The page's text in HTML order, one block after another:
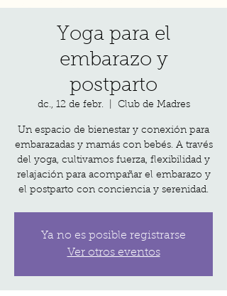
Yoga para el
embarazo y
postparto
dc., 12 de febr. Club de Madres
Un espacio de bienestar y conexión para
embarazadas y mamás con bebés. A través
del yoga, cultivamos fuerza, flexibilidad y
relajación para acompañar el embarazo y
el postparto con conciencia y serenidad.
Ya no es posible registrarse
Ver otros eventos